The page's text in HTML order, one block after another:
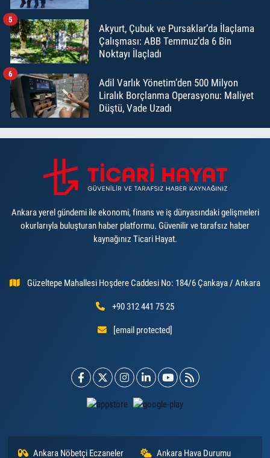
Akyurt, Çubuk ve Pursaklar’da İlaçlama
Çalışması: ABB Temmuz’da 6 Bin
Noktayı İlaçladı
5
Adil Varlık Yönetim’den 500 Milyon
Liralık Borçlanma Operasyonu: Maliyet
Düştü, Vade Uzadı
6
Ankara yerel gündemi ile ekonomi, finans ve iş dünyasındaki gelişmeleri
okurlarıyla buluşturan haber platformu. Güvenilir ve tarafsız haber
kaynağınız Ticari Hayat.
Güzeltepe Mahallesi Hoşdere Caddesi No: 184/6 Çankaya / Ankara
+90 312 441 75 25
[email protected]
Ankara Nöbetçi Eczaneler Ankara Hava Durumu